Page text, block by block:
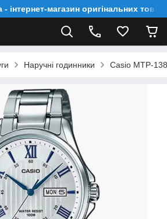
інтернет-магазин оригінальних
Наручні годинники Casio MTP-